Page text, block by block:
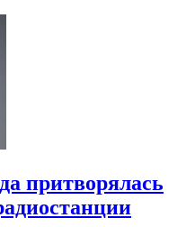
притворялась